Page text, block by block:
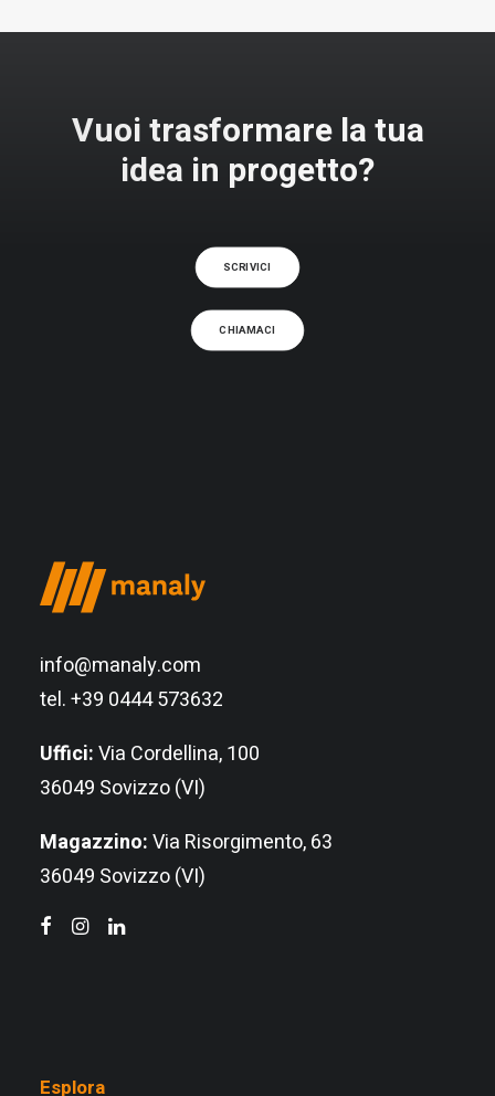
Vuoi trasformare la tua
idea in progetto?
SCRIVICI
CHIAMACI
info@manaly.com
tel. +39 0444 573632
Uffici:Via Cordellina, 100
36049 Sovizzo (VI)
Magazzino:Via Risorgimento, 63
36049 Sovizzo (VI)
Esplora